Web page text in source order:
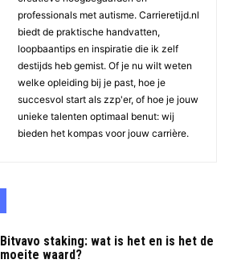
professionals met autisme. Carrieretijd.nl
biedt de praktische handvatten,
loopbaantips en inspiratie die ik zelf
destijds heb gemist. Of je nu wilt weten
welke opleiding bij je past, hoe je
succesvol start als zzp'er, of hoe je jouw
unieke talenten optimaal benut: wij
bieden het kompas voor jouw carrière.
Bitvavo staking: wat is het en is het de
moeite waard?